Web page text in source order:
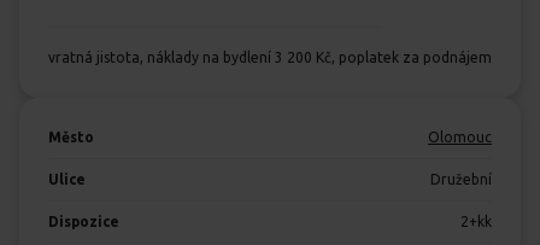
vratná jistota, náklady na bydlení 3 200 Kč, poplatek za podnájem
Město Olomouc
Ulice Družební
Dispozice 2+kk